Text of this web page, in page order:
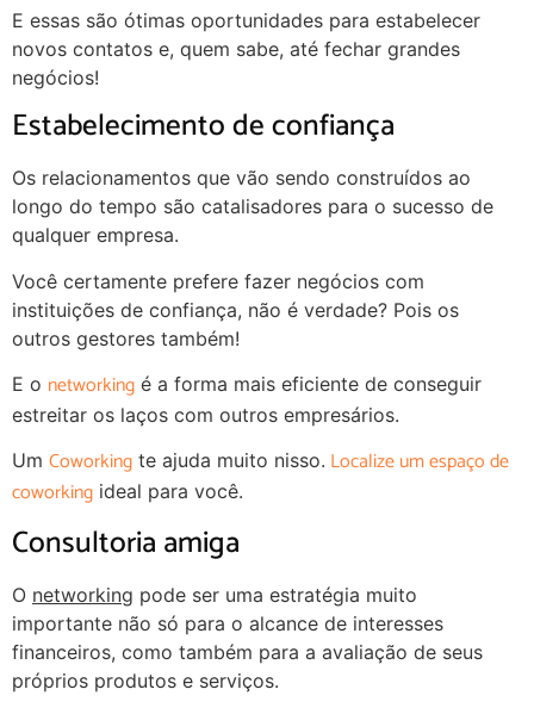
E essas são ótimas oportunidades para estabelecer
novos contatos e, quem sabe, até fechar grandes
negócios!
Estabelecimento de confiança
Os relacionamentos que vão sendo construídos ao
longo do tempo são catalisadores para o sucesso de
qualquer empresa.
Você certamente prefere fazer negócios com
instituições de confiança, não é verdade? Pois os
outros gestores também!
E o networking é a forma mais eficiente de conseguir
estreitar os laços com outros empresários.
Um Coworking te ajuda muito nisso. Localize um espaço de
coworking ideal para você.
Consultoria amiga
O networking pode ser uma estratégia muito
importante não só para o alcance de interesses
financeiros, como também para a avaliação de seus
próprios produtos e serviços.